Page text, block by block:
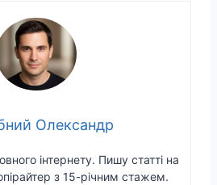
Олександр
інтернету. Пишу статті на
з 15-річним стажем.